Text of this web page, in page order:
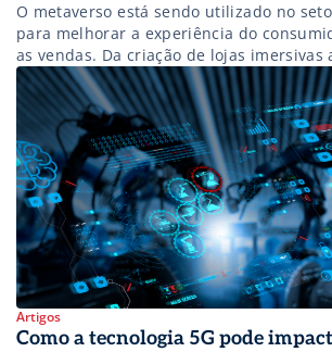
O metaverso está sendo utilizado no
para melhorar a experiência do
as vendas. Da criação de lojas imersivas
compra diferenciadas, o metaverso
oportunidades de engajamento e
Confira. O metaverso está
vivemos e fazemos negócios. Este
Artigos
Como a tecnologia 5G pode